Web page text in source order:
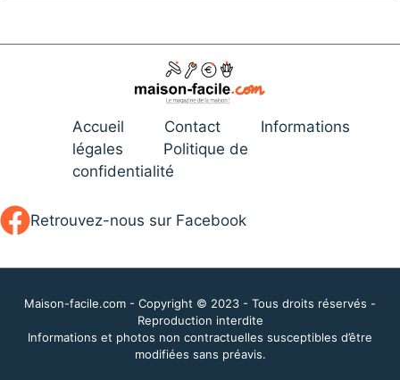
Accueil Contact
Informations
légales
Politique de
confidentialité
Retrouvez-nous sur Facebook
Maison-facile.com - Copyright © 2023 - Tous droits réservés -
Reproduction interdite
Informations et photos non contractuelles susceptibles d’être
modifiées sans préavis.